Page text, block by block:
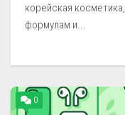
корейская
формулам и...
0